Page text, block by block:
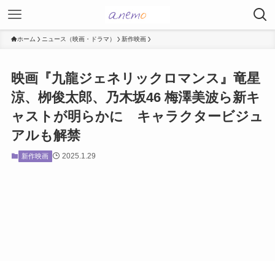
ホーム ニュース（映画・ドラマ） 新作映画
映画『九龍ジェネリックロマンス』竜星
涼、栁俊太郎、乃木坂46 梅澤美波ら新キ
ャストが明らかに キャラクタービジュ
アルも解禁
新作映画 2025.1.29